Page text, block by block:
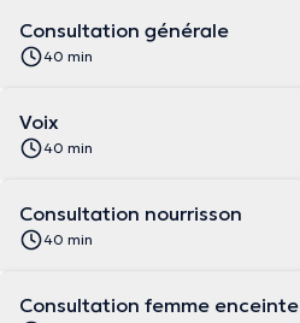
Consultation générale
40 min
Voix
40 min
Consultation nourrisson
40 min
Consultation femme enceinte